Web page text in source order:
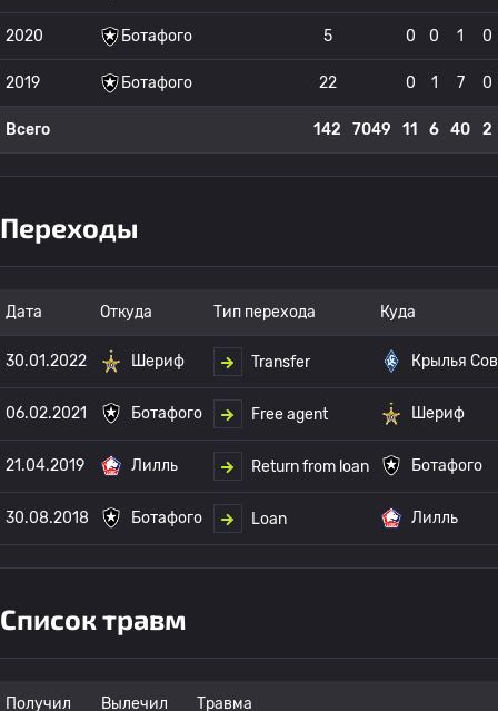
2020 Ботафого 5 0 0 1 0
2019 Ботафого 22 0 1 7 0
Всего 142 7049 11 6 40 2
Переходы
Дата Откуда Тип перехода Куда
30.01.2022 Шериф Transfer Крылья
06.02.2021 Ботафого Free agent Шериф
21.04.2019 Лилль Return from loan Ботафого
30.08.2018 Ботафого Loan Лилль
Список травм
Получил Вылечил Травма